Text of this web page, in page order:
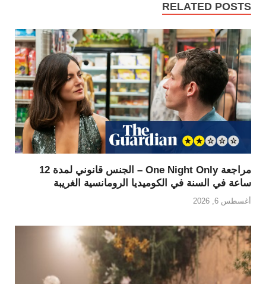
RELATED POSTS
مراجعة One Night Only – الجنس قانوني لمدة 12
ساعة في السنة في الكوميديا الرومانسية الغريبة
أغسطس 6, 2026